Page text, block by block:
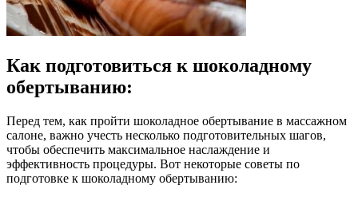
Как подготовиться к шоколадному
обертыванию:
Перед тем, как пройти шоколадное обертывание в массажном
салоне, важно учесть несколько подготовительных шагов,
чтобы обеспечить максимальное наслаждение и
эффективность процедуры. Вот некоторые советы по
подготовке к шоколадному обертыванию: